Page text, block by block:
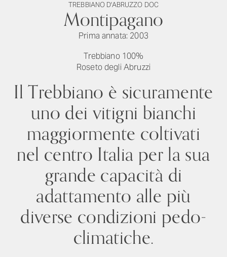
TREBBIANO D'ABRUZZO DOC
Montipagano
Prima annata: 2003
Trebbiano 100%
Roseto degli Abruzzi
Il Trebbiano è sicuramente
uno dei vitigni bianchi
maggiormente coltivati
nel centro Italia per la sua
grande capacità di
adattamento alle più
diverse condizioni pedo-
climatiche.